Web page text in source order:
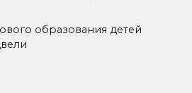
образования детей